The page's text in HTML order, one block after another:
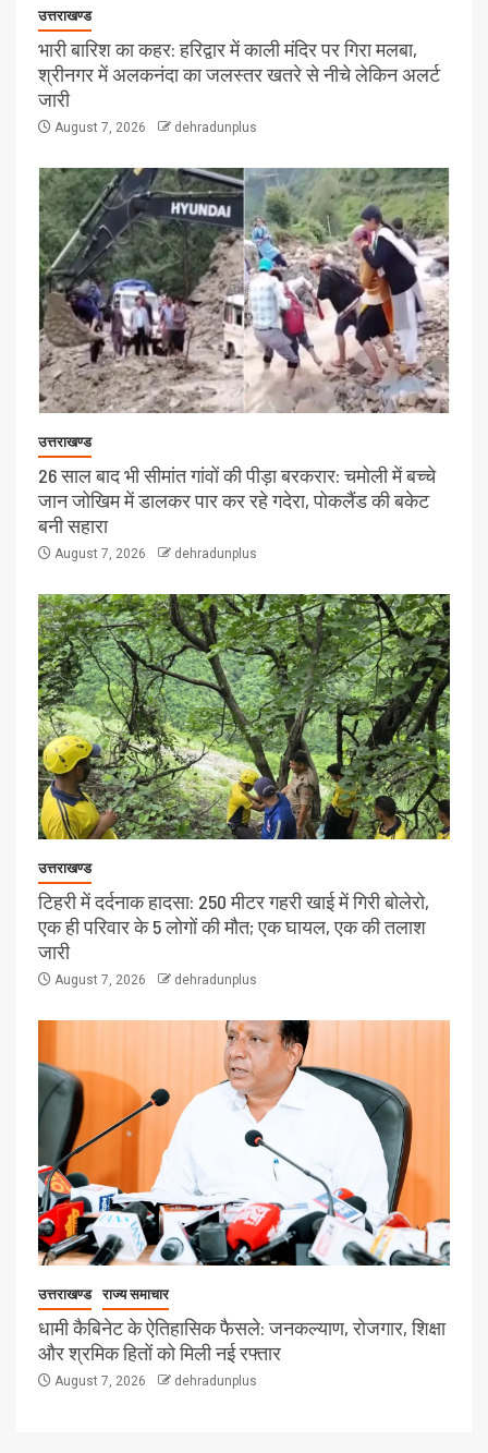
उत्तराखण्ड
भारी बारिश का कहर: हरिद्वार में काली मंदिर पर गिरा मलबा,
श्रीनगर में अलकनंदा का जलस्तर खतरे से नीचे लेकिन अलर्ट
जारी
August 7, 2026 dehradunplus
उत्तराखण्ड
26 साल बाद भी सीमांत गांवों की पीड़ा बरकरार: चमोली में बच्चे
जान जोखिम में डालकर पार कर रहे गदेरा, पोकलैंड की बकेट
बनी सहारा
August 7, 2026 dehradunplus
उत्तराखण्ड
टिहरी में दर्दनाक हादसा: 250 मीटर गहरी खाई में गिरी बोलेरो,
एक ही परिवार के 5 लोगों की मौत; एक घायल, एक की तलाश
जारी
August 7, 2026 dehradunplus
उत्तराखण्ड राज्य समाचार
धामी कैबिनेट के ऐतिहासिक फैसले: जनकल्याण, रोजगार, शिक्षा
और श्रमिक हितों को मिली नई रफ्तार
August 7, 2026 dehradunplus